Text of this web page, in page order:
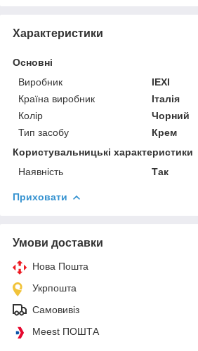
Характеристики
Основні
Виробник
IEXI
Країна виробник
Італія
Колір
Чорний
Тип засобу
Крем
Користувальницькі характеристики
Наявність
Так
Приховати
Умови доставки
Нова Пошта
Укрпошта
Самовивіз
Meest ПОШТА